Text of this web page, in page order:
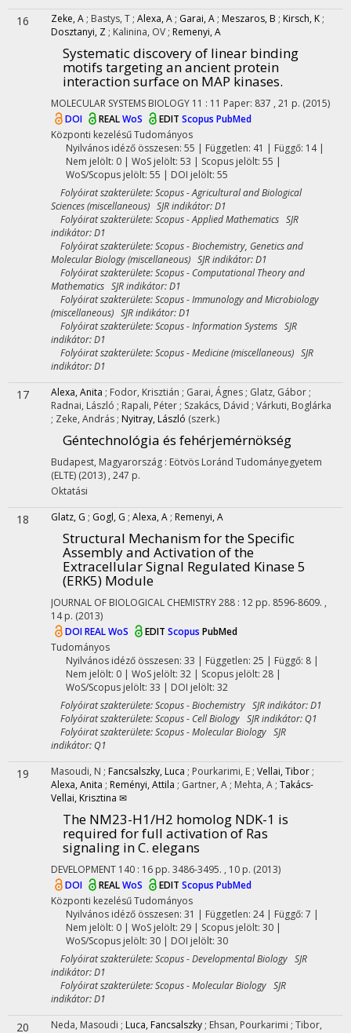
16 Zeke, A ; Bastys, T ; Alexa, A ; Garai, A ; Meszaros, B ; Kirsch, K ;
Dosztanyi, Z ; Kalinina, OV ; Remenyi, A
Systematic discovery of linear binding
motifs targeting an ancient protein
interaction surface on MAP kinases.
MOLECULAR SYSTEMS BIOLOGY 11 : 11 Paper: 837 , 21 p. (2015)
DOI
REALWoS EDIT Scopus PubMed
Központi kezelésűTudományos
Nyilvános idéző összesen: 55 | Független: 41 | Függő: 14 |
Nem jelölt: 0 | WoS jelölt: 53 | Scopus jelölt: 55 |
WoS/Scopus jelölt: 55 | DOI jelölt: 55
Folyóirat szakterülete: Scopus - Agricultural and Biological
Sciences (miscellaneous) SJR indikátor: D1
Folyóirat szakterülete: Scopus - Applied Mathematics SJR
indikátor: D1
Folyóirat szakterülete: Scopus - Biochemistry, Genetics and
Molecular Biology (miscellaneous) SJR indikátor: D1
Folyóirat szakterülete: Scopus - Computational Theory and
Mathematics SJR indikátor: D1
Folyóirat szakterülete: Scopus - Immunology and Microbiology
(miscellaneous) SJR indikátor: D1
Folyóirat szakterülete: Scopus - Information Systems SJR
indikátor: D1
Folyóirat szakterülete: Scopus - Medicine (miscellaneous) SJR
indikátor: D1
17 Alexa, Anita ; Fodor, Krisztián ; Garai, Ágnes ; Glatz, Gábor ;
Radnai, László ; Rapali, Péter ; Szakács, Dávid ; Várkuti, Boglárka
; Zeke, András ; Nyitray, László (szerk.)
Géntechnológia és fehérjemérnökség
Budapest, Magyarország : Eötvös Loránd Tudományegyetem
(ELTE) (2013) , 247 p.
Oktatási
18 Glatz, G ; Gogl, G ; Alexa, A ; Remenyi, A
Structural Mechanism for the Specific
Assembly and Activation of the
Extracellular Signal Regulated Kinase 5
(ERK5) Module
JOURNAL OF BIOLOGICAL CHEMISTRY288 : 12 pp. 8596-8609. ,
14 p. (2013)
DOIREALWoS EDIT Scopus PubMed
Tudományos
Nyilvános idéző összesen: 33 | Független: 25 | Függő: 8 |
Nem jelölt: 0 | WoS jelölt: 32 | Scopus jelölt: 28 |
WoS/Scopus jelölt: 33 | DOI jelölt: 32
Folyóirat szakterülete: Scopus - Biochemistry SJR indikátor: D1
Folyóirat szakterülete: Scopus - Cell Biology SJR indikátor: Q1
Folyóirat szakterülete: Scopus - Molecular Biology SJR
indikátor: Q1
19 Masoudi, N ; Fancsalszky, Luca ; Pourkarimi, E ; Vellai, Tibor ;
Alexa, Anita ; Reményi, Attila ; Gartner, A ; Mehta, A ; Takács-
Vellai, Krisztina ✉
The NM23-H1/H2 homolog NDK-1 is
required for full activation of Ras
signaling in C. elegans
DEVELOPMENT 140 : 16 pp. 3486-3495. , 10 p. (2013)
DOI
REALWoS EDIT Scopus PubMed
Központi kezelésűTudományos
Nyilvános idéző összesen: 31 | Független: 24 | Függő: 7 |
Nem jelölt: 0 | WoS jelölt: 29 | Scopus jelölt: 30 |
WoS/Scopus jelölt: 30 | DOI jelölt: 30
Folyóirat szakterülete: Scopus - Developmental Biology SJR
indikátor: D1
Folyóirat szakterülete: Scopus - Molecular Biology SJR
indikátor: D1
20 Neda, Masoudi ; Luca, Fancsalszky ; Ehsan, Pourkarimi ; Tibor,